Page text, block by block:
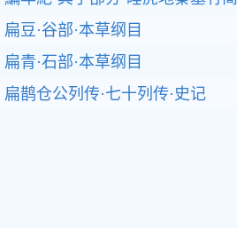
扁豆·谷部·本草纲目
扁青·石部·本草纲目
扁鹊仓公列传·七十列传·史记